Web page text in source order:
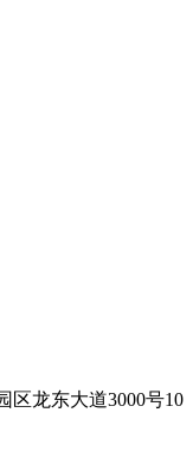
区龙东大道3000号10